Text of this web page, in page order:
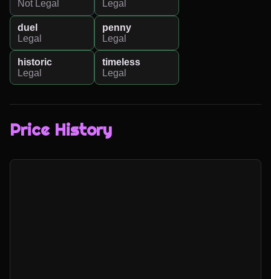
Not Legal
Legal
duel
Legal
penny
Legal
historic
Legal
timeless
Legal
Price History